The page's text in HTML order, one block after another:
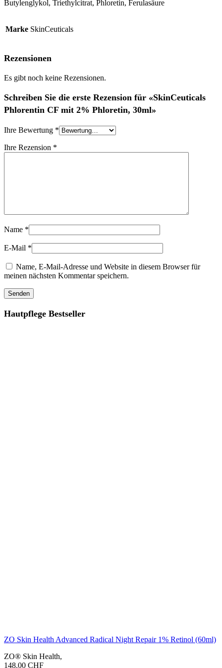
Butylenglykol, Triethylcitrat, Phloretin, Ferulasäure
Marke SkinCeuticals
Rezensionen
Es gibt noch keine Rezensionen.
Schreiben Sie die erste Rezension für «SkinCeuticals
Phlorentin CF mit 2% Phloretin, 30ml»
Ihre Bewertung *
Ihre Rezension *
Name *
E-Mail *
Name, E-Mail-Adresse und Website in diesem Browser für
meinen nächsten Kommentar speichern.
Hautpflege Bestseller
ZO Skin Health Advanced Radical Night Repair 1% Retinol (60ml)
ZO® Skin Health,
148.00 CHF